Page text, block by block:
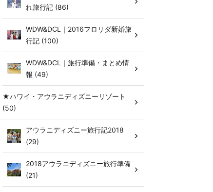
れ旅行記 (86)
WDW&DCL｜2016フロリダ新婚旅
行記 (100)
WDW&DCL｜旅行準備・まとめ情
報 (49)
★ハワイ・アウラニディズニーリゾート
(50)
アウラニディズニー旅行記2018
(29)
2018アウラニディズニー旅行準備
(21)